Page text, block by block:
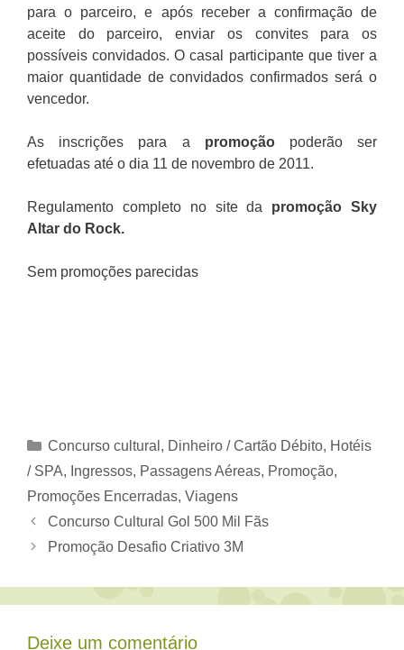
para o parceiro, e após receber a confirmação de
aceite do parceiro, enviar os convites para os
possíveis convidados. O casal participante que tiver a
maior quantidade de convidados confirmados será o
vencedor.
As inscrições para a promoçãopoderão ser
efetuadas até o dia 11 de novembro de 2011.
Regulamento completo no site da promoção Sky
Altar do Rock.
Sem promoções parecidas
Categorias
Concurso cultural , Dinheiro / Cartão Débito, Hotéis
/ SPA, Ingressos, Passagens Aéreas, Promoção,
Promoções Encerradas, Viagens
Concurso Cultural Gol 500 Mil Fãs
Promoção Desafio Criativo 3M
Deixe um comentário